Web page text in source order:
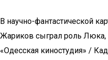
В научно-фантастической
Жариков сыграл роль Люка,
«Одесская киностудия» /